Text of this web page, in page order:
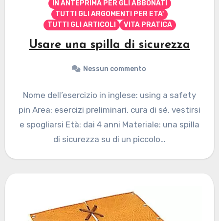
IN ANTEPRIMA PER GLI ABBONATI
TUTTI GLI ARGOMENTI PER ETA'
TUTTI GLI ARTICOLI
VITA PRATICA
Usare una spilla di sicurezza
Nessun commento
Nome dell’esercizio in inglese: using a safety
pin Area: esercizi preliminari, cura di sé, vestirsi
e spogliarsi Età: dai 4 anni Materiale: una spilla
di sicurezza su di un piccolo…